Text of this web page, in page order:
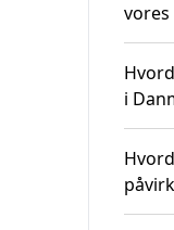
vores
i